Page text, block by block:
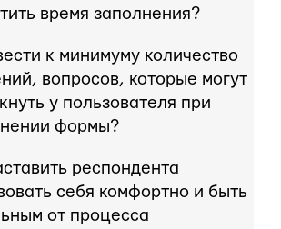
время заполнения?
к минимуму количество
вопросов, которые могут
у пользователя при
формы?
респондента
себя комфортно и быть
от процесса